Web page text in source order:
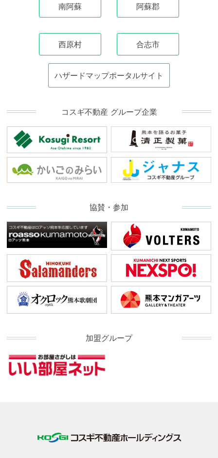
南阿蘇 阿蘇郡
西原村 合志市
ハザードマップポータルサイト
コスギ不動産 グループ企業
協賛・参加
加盟グループ